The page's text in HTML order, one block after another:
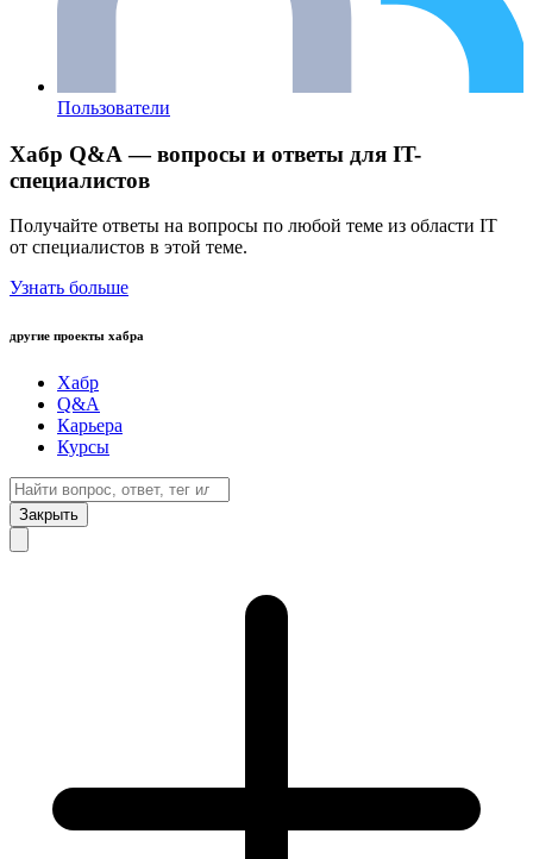
Пользователи
Хабр Q&A — вопросы и ответы для IT-
специалистов
Получайте ответы на вопросы по любой теме из области IT
от специалистов в этой теме.
Узнать больше
другие проекты хабра
Хабр
Q&A
Карьера
Курсы
Закрыть